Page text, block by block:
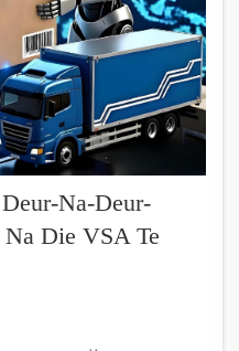
Na-Deur-
Die VSA Te